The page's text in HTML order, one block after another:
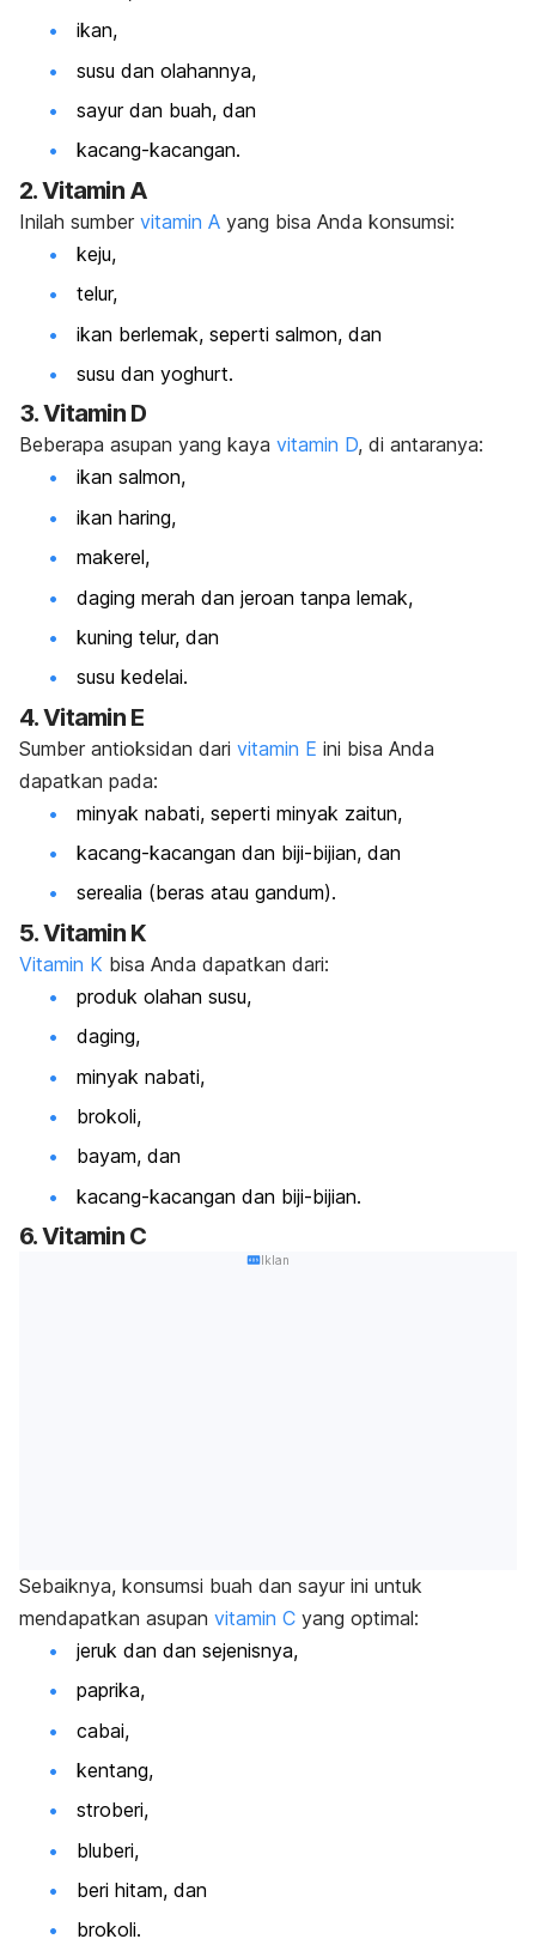
ikan,
susu dan olahannya,
sayur dan buah, dan
kacang-kacangan.
2. Vitamin A
Inilah sumber vitamin A yang bisa Anda konsumsi:
keju,
telur,
ikan berlemak, seperti salmon, dan
susu dan yoghurt.
3. Vitamin D
Beberapa asupan yang kaya vitamin D, di antaranya:
ikan salmon,
ikan haring,
makerel,
daging merah dan jeroan tanpa lemak,
kuning telur, dan
susu kedelai.
4. Vitamin E
Sumber antioksidan dari vitamin E ini bisa Anda
dapatkan pada:
minyak nabati, seperti minyak zaitun,
kacang-kacangan dan biji-bijian, dan
serealia (beras atau gandum).
5. Vitamin K
Vitamin K bisa Anda dapatkan dari:
produk olahan susu,
daging,
minyak nabati,
brokoli,
bayam, dan
kacang-kacangan dan biji-bijian.
6. Vitamin C
Iklan
Sebaiknya, konsumsi buah dan sayur ini untuk
mendapatkan asupan vitamin C yang optimal:
jeruk dan dan sejenisnya,
paprika,
cabai,
kentang,
stroberi,
bluberi,
beri hitam, dan
brokoli.